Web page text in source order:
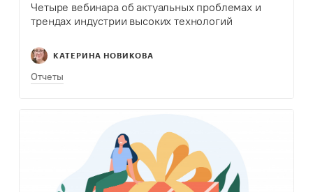
Четыре вебинара об актуальных проблемах и
трендах индустрии высоких технологий
КАТЕРИНА НОВИКОВА
Отчеты